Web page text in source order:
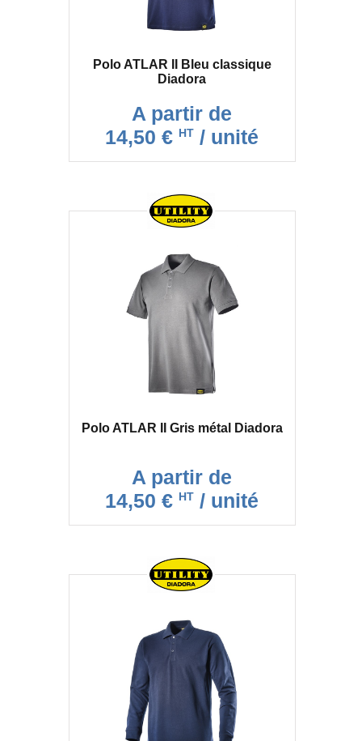
Polo ATLAR II Bleu classique
Diadora
A partir de
14,50 € HT / unité
Polo ATLAR II Gris métal Diadora
A partir de
14,50 € HT / unité